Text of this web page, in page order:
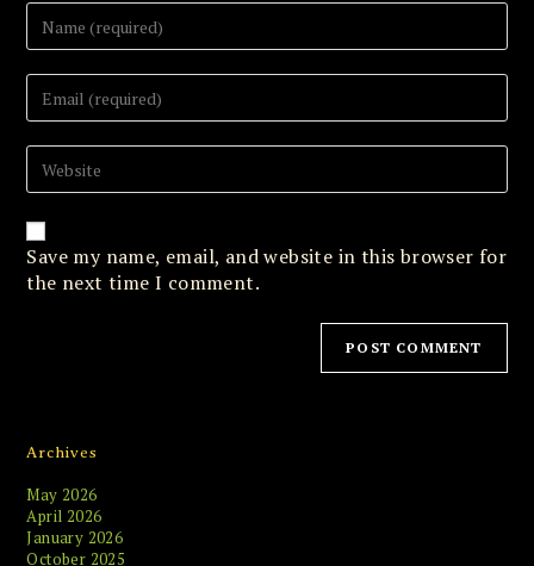
Enter
your
name
or
username
to
comment
Enter
your
email
address
to
comment
Enter
your
website
URL
(optional)
Save my name, email, and website in this browser for
the next time I comment.
Archives
May 2026
April 2026
January 2026
October 2025